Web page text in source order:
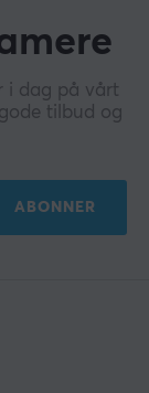
i dag på vårt
tilbud og
ABONNER